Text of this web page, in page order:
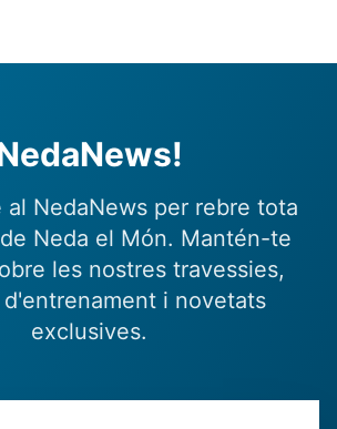
al NedaNews per rebre tota
Neda el Món. Mantén-te
les nostres travessies,
i novetats
exclusives.